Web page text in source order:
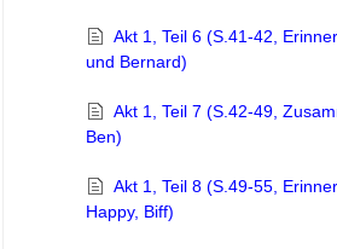
Akt 1, Teil 6 (S.41-42,
und Bernard)
Akt 1, Teil 7 (S.42-49,
Ben)
Akt 1, Teil 8 (S.49-55,
Happy, Biff)